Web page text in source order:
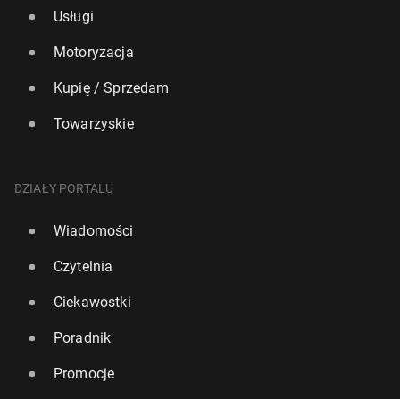
Usługi
Motoryzacja
Kupię / Sprzedam
Towarzyskie
DZIAŁY PORTALU
Wiadomości
Czytelnia
Ciekawostki
Poradnik
Promocje